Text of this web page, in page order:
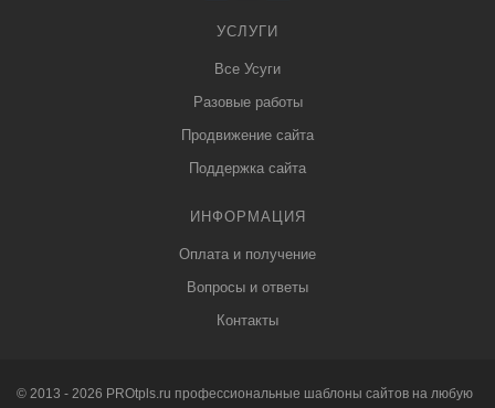
УСЛУГИ
Все Усуги
Разовые работы
Продвижение сайта
Поддержка сайта
ИНФОРМАЦИЯ
Оплата и получение
Вопросы и ответы
Контакты
© 2013 - 2026 PROtpls.ru профессиональные шаблоны сайтов на любую